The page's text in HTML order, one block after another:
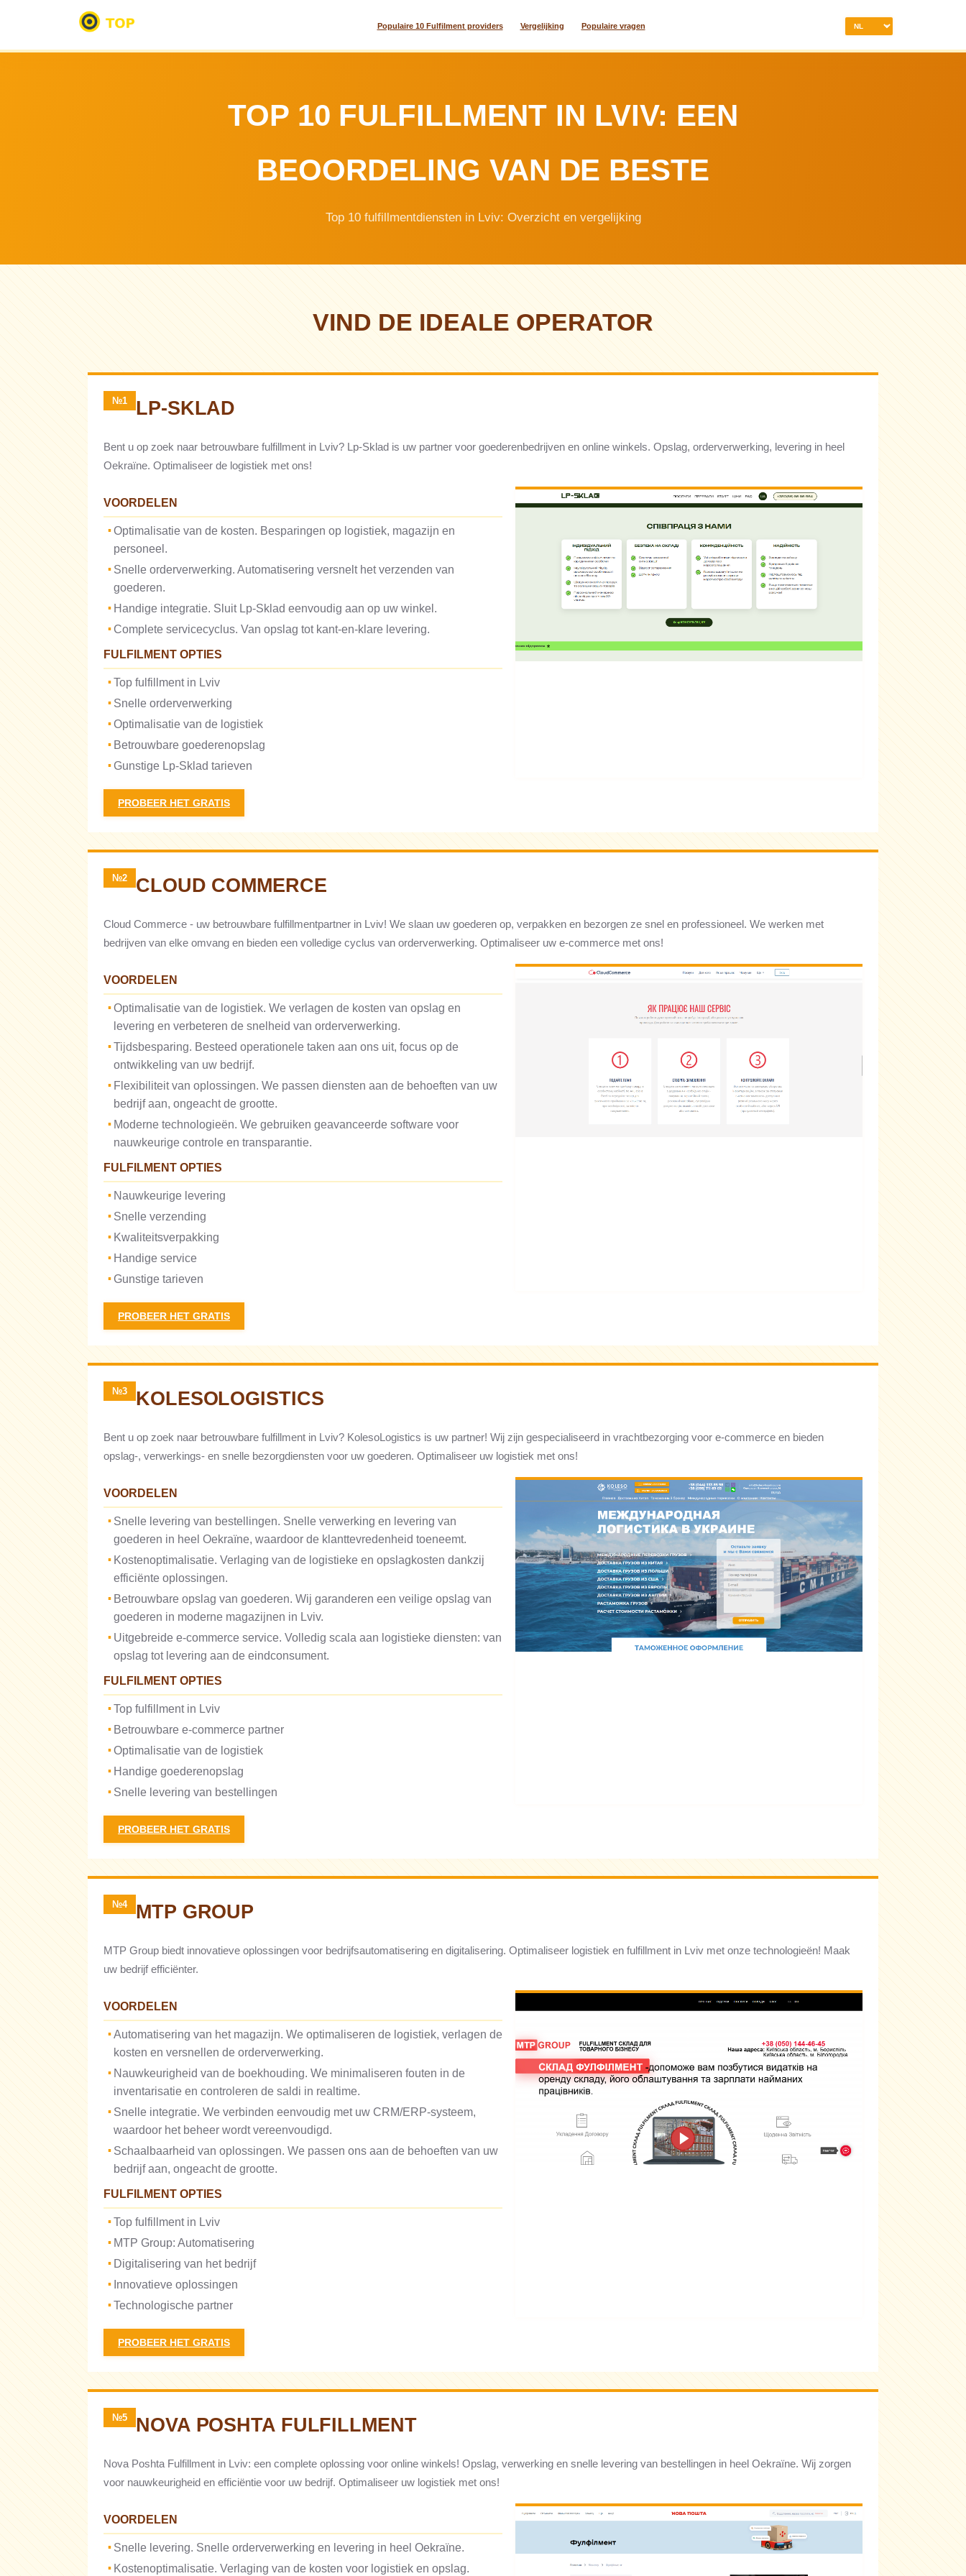
Populaire 10 Fulfilment providers Vergelijking Populaire vragen
TOP 10 FULFILLMENT IN LVIV: EEN
BEOORDELING VAN DE BESTE
Top 10 fulfillmentdiensten in Lviv: Overzicht en vergelijking
VIND DE IDEALE OPERATOR
№1 LP-SKLAD
Bent u op zoek naar betrouwbare fulfillment in Lviv? Lp-Sklad is uw partner voor goederenbedrijven en online winkels. Opslag, orderverwerking, levering in heel
Oekraïne. Optimaliseer de logistiek met ons!
VOORDELEN
Optimalisatie van de kosten. Besparingen op logistiek, magazijn en
personeel.
Snelle orderverwerking. Automatisering versnelt het verzenden van
goederen.
Handige integratie. Sluit Lp-Sklad eenvoudig aan op uw winkel.
Complete servicecyclus. Van opslag tot kant-en-klare levering.
FULFILMENT OPTIES
Top fulfillment in Lviv
Snelle orderverwerking
Optimalisatie van de logistiek
Betrouwbare goederenopslag
Gunstige Lp-Sklad tarieven
PROBEER HET GRATIS
№2 CLOUD COMMERCE
Cloud Commerce - uw betrouwbare fulfillmentpartner in Lviv! We slaan uw goederen op, verpakken en bezorgen ze snel en professioneel. We werken met
bedrijven van elke omvang en bieden een volledige cyclus van orderverwerking. Optimaliseer uw e-commerce met ons!
VOORDELEN
Optimalisatie van de logistiek. We verlagen de kosten van opslag en
levering en verbeteren de snelheid van orderverwerking.
Tijdsbesparing. Besteed operationele taken aan ons uit, focus op de
ontwikkeling van uw bedrijf.
Flexibiliteit van oplossingen. We passen diensten aan de behoeften van uw
bedrijf aan, ongeacht de grootte.
Moderne technologieën. We gebruiken geavanceerde software voor
nauwkeurige controle en transparantie.
FULFILMENT OPTIES
Nauwkeurige levering
Snelle verzending
Kwaliteitsverpakking
Handige service
Gunstige tarieven
PROBEER HET GRATIS
№3 KOLESOLOGISTICS
Bent u op zoek naar betrouwbare fulfillment in Lviv? KolesoLogistics is uw partner! Wij zijn gespecialiseerd in vrachtbezorging voor e-commerce en bieden
opslag-, verwerkings- en snelle bezorgdiensten voor uw goederen. Optimaliseer uw logistiek met ons!
VOORDELEN
Snelle levering van bestellingen. Snelle verwerking en levering van
goederen in heel Oekraïne, waardoor de klanttevredenheid toeneemt.
Kostenoptimalisatie. Verlaging van de logistieke en opslagkosten dankzij
efficiënte oplossingen.
Betrouwbare opslag van goederen. Wij garanderen een veilige opslag van
goederen in moderne magazijnen in Lviv.
Uitgebreide e-commerce service. Volledig scala aan logistieke diensten: van
opslag tot levering aan de eindconsument.
FULFILMENT OPTIES
Top fulfillment in Lviv
Betrouwbare e-commerce partner
Optimalisatie van de logistiek
Handige goederenopslag
Snelle levering van bestellingen
PROBEER HET GRATIS
№4 MTP GROUP
MTP Group biedt innovatieve oplossingen voor bedrijfsautomatisering en digitalisering. Optimaliseer logistiek en fulfillment in Lviv met onze technologieën! Maak
uw bedrijf efficiënter.
VOORDELEN
Automatisering van het magazijn. We optimaliseren de logistiek, verlagen de
kosten en versnellen de orderverwerking.
Nauwkeurigheid van de boekhouding. We minimaliseren fouten in de
inventarisatie en controleren de saldi in realtime.
Snelle integratie. We verbinden eenvoudig met uw CRM/ERP-systeem,
waardoor het beheer wordt vereenvoudigd.
Schaalbaarheid van oplossingen. We passen ons aan de behoeften van uw
bedrijf aan, ongeacht de grootte.
FULFILMENT OPTIES
Top fulfillment in Lviv
MTP Group: Automatisering
Digitalisering van het bedrijf
Innovatieve oplossingen
Technologische partner
PROBEER HET GRATIS
№5 NOVA POSHTA FULFILLMENT
Nova Poshta Fulfillment in Lviv: een complete oplossing voor online winkels! Opslag, verwerking en snelle levering van bestellingen in heel Oekraïne. Wij zorgen
voor nauwkeurigheid en efficiëntie voor uw bedrijf. Optimaliseer uw logistiek met ons!
VOORDELEN
Snelle levering. Snelle orderverwerking en levering in heel Oekraïne.
Kostenoptimalisatie. Verlaging van de kosten voor logistiek en opslag.